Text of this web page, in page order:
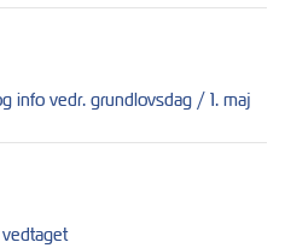
info vedr. grundlovsdag / 1. maj